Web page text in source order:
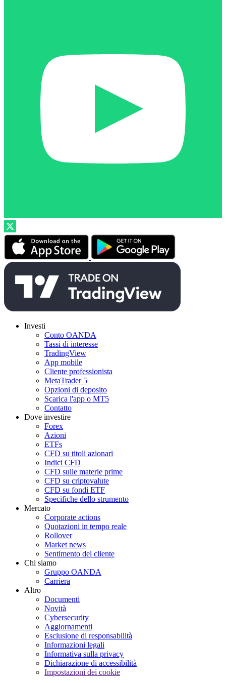
Investi
Conto OANDA
Tassi di interesse
TradingView
App mobile
Cliente professionista
MetaTrader 5
Opzioni di deposito
Scarica l'app o MT5
Contatto
Dove investire
Forex
Azioni
ETFs
CFD su titoli azionari
Indici CFD
CFD sulle materie prime
CFD su criptovalute
CFD su fondi ETF
Specifiche dello strumento
Mercato
Corporate actions
Quotazioni in tempo reale
Rollover
Market news
Sentimento del cliente
Chi siamo
Gruppo OANDA
Carriera
Altro
Documenti
Novità
Cybersecurity
Aggiornamenti
Esclusione di responsabilità
Informazioni legali
Informativa sulla privacy
Dichiarazione di accessibilità
Impostazioni dei cookie